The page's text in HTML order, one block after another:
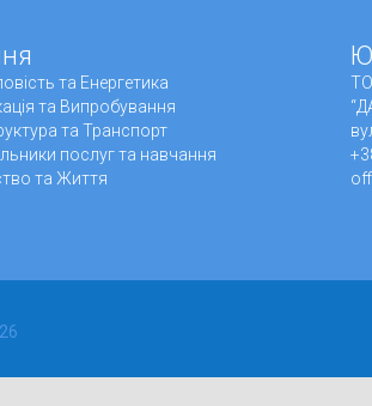
та Енергетика
та Випробування
та Транспорт
послуг та навчання
та Життя